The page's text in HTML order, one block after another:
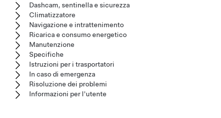
Dashcam, sentinella e sicurezza
Climatizzatore
Navigazione e intrattenimento
Ricarica e consumo energetico
Manutenzione
Specifiche
Istruzioni per i trasportatori
In caso di emergenza
Risoluzione dei problemi
Informazioni per l'utente